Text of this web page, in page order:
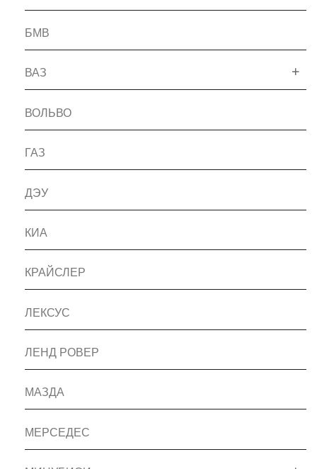
БМВ
ВАЗ
ВОЛЬВО
ГАЗ
ДЭУ
КИА
КРАЙСЛЕР
ЛЕКСУС
ЛЕНД РОВЕР
МАЗДА
МЕРСЕДЕС